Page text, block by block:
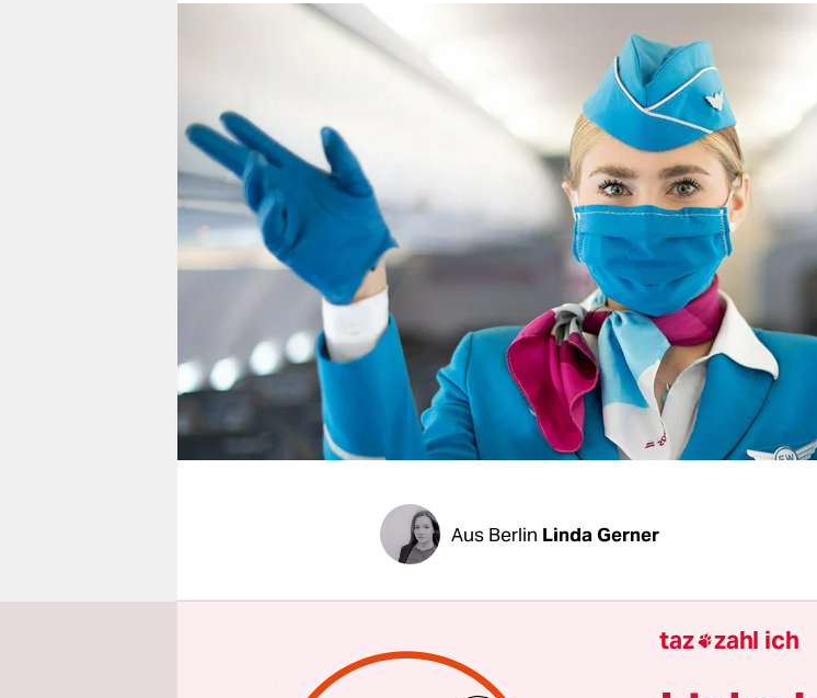
wahrheit
verlag
verlag
veranstaltungen
fragen & hilfe
unterstützen
genossenschaft
Aus Berlin Linda Gerner
Mehr Entscheidungsfreiheiten für die
an Bundesgesundheitsminister Karl
Bundesjustizminister Marco Buschmann
taz zahl ich